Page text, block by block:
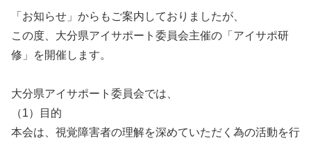
「お知らせ」からもご案内しておりましたが、
この度、大分県アイサポート委員会主催の「アイサポ研
修」を開催します。
大分県アイサポート委員会では、
（1）目的
本会は、視覚障害者の理解を深めていただく為の活動を行